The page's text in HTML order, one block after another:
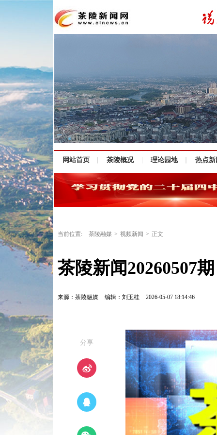
网站首页 茶陵概况 理论园地 热点新
当前位置: 茶陵融媒 > 视频新闻 > 正文
茶陵新闻20260507期
来源：茶陵融媒 编辑：刘玉桂 2026-05-07 18:14:46
—分享—